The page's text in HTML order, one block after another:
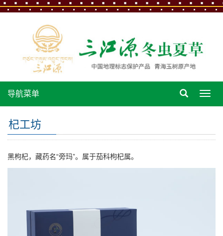
导
导航菜单
杞工坊
黑枸杞，藏药名“旁玛”。属于茄科枸杞属。